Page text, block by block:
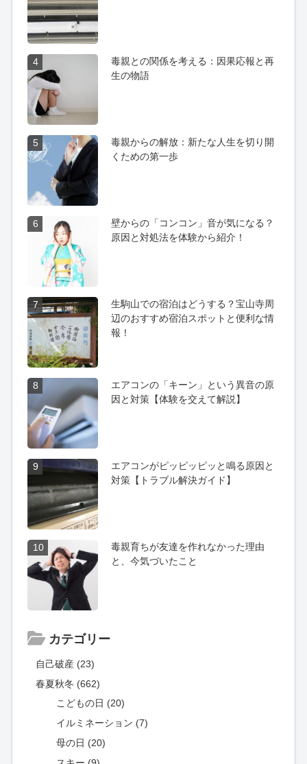
4
毒親との関係を考える：因果応報と再
生の物語
5
毒親からの解放：新たな人生を切り開
くための第一歩
6
壁からの「コンコン」音が気になる？
原因と対処法を体験から紹介！
7
生駒山での宿泊はどうする？宝山寺周
辺のおすすめ宿泊スポットと便利な情
報！
8
エアコンの「キーン」という異音の原
因と対策【体験を交えて解説】
9
エアコンがピッピッピッと鳴る原因と
対策【トラブル解決ガイド】
10
毒親育ちが友達を作れなかった理由
と、今気づいたこと
カテゴリー
自己破産 (23)
春夏秋冬 (662)
こどもの日 (20)
イルミネーション (7)
母の日 (20)